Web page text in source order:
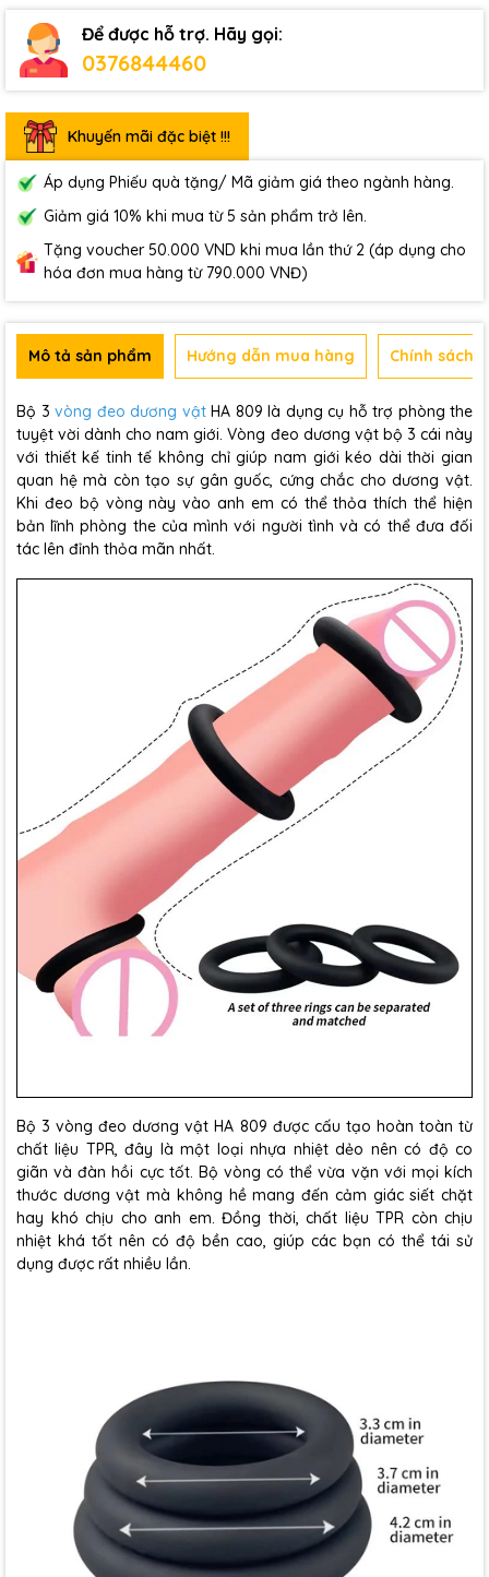
Để được hỗ trợ. Hãy gọi:
0376844460
Khuyến mãi đặc biệt !!!
Áp dụng Phiếu quà tặng/ Mã giảm giá theo ngành hàng.
Giảm giá 10% khi mua từ 5 sản phẩm trở lên.
Tặng voucher 50.000 VND khi mua lần thứ 2 (áp dụng cho
hóa đơn mua hàng từ 790.000 VNĐ)
Mô tả sản phẩm Hướng dẫn mua hàng Chính sách
Bộ 3 vòng đeo dương vậtHA 809 là dụng cụ hỗ trợ phòng the
tuyệt vời dành cho nam giới. Vòng đeo dương vật bộ 3 cái này
với thiết kế tinh tế không chỉ giúp nam giới kéo dài thời gian
quan hệ mà còn tạo sự gân guốc, cứng chắc cho dương vật.
Khi đeo bộ vòng này vào anh em có thể thỏa thích thể hiện
bản lĩnh phòng the của mình với người tình và có thể đưa đối
tác lên đỉnh thỏa mãn nhất.
Bộ 3 vòng đeo dương vật HA 809 được cấu tạo hoàn toàn từ
chất liệu TPR, đây là một loại nhựa nhiệt dẻo nên có độ co
giãn và đàn hồi cực tốt. Bộ vòng có thể vừa vặn với mọi kích
thước dương vật mà không hề mang đến cảm giác siết chặt
hay khó chịu cho anh em. Đồng thời, chất liệu TPR còn chịu
nhiệt khá tốt nên có độ bền cao, giúp các bạn có thể tái sử
dụng được rất nhiều lần.